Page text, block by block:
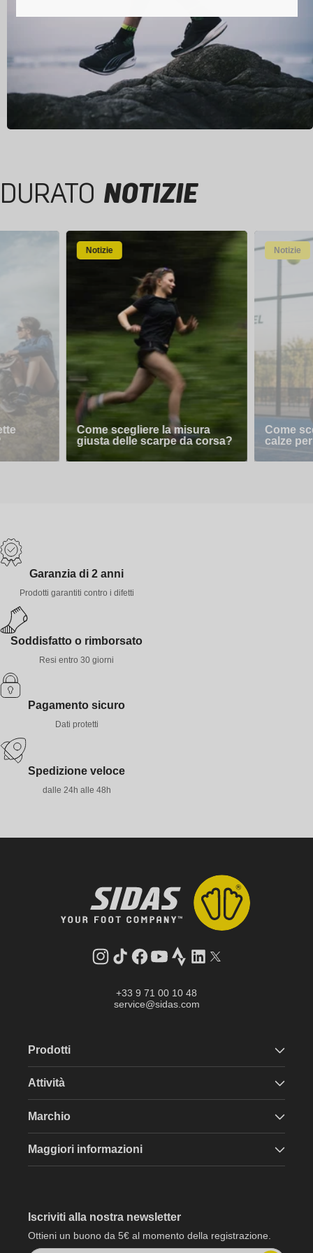
DURATO NOTIZIE
Notizie
Come scegliere la misura
giusta delle scarpe da corsa?
Notizie
Come
calze
Garanzia di 2 anni
Prodotti garantiti contro i difetti
Soddisfatto o rimborsato
Resi entro 30 giorni
Pagamento sicuro
Dati protetti
Spedizione veloce
dalle 24h alle 48h
Instagram
TikTokFacebook
YouTube
StravaLinkedInTwitter
+33 9 71 00 10 48
service@sidas.com
Prodotti
Attività
Marchio
Maggiori informazioni
Iscriviti alla nostra newsletter
Ottieni un buono da 5€ al momento della registrazione.